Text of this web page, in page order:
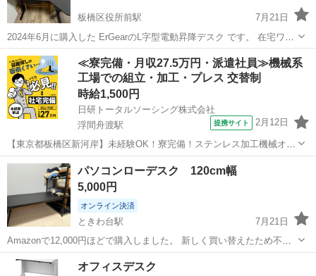
板橋区役所前駅
7月21日
2024年6月に購入した ErGearのL字型電動昇降デスク です。 在宅ワー
ク用に使用していましたが、引っ越し／レイアウト変更のため出品し
ます。 サイズは 幅145cm × 奥行き60〜85cm × 高さ72〜118cm...
東京 板橋区 板橋区役所前駅 テーブル 電動
≪寮完備・月収27.5万円・派遣社員≫機械系
工場での組立・加工・プレス 交替制
時給1,500円
日研トータルソーシング株式会社
浮間舟渡駅
提携サイト 2月12日
【東京都板橋区新河岸】未経験OK！寮完備！ステンレス加工機械オペ
レーター《お仕事No.5A139》 お仕事について ステンレス材料に対す
るシャーリング加工機・サンダーを使用した面取り加工、研磨機を使
用した表面研磨加工機械オ...
東京 板橋区 その他
パソコンローデスク 120cm幅
5,000円
オンライン決済
ときわ台駅
7月21日
Amazonで12,000円ほどで購入しました。 新しく買い替えたため不要
となり出品します。 6年ほど使いましたが、破損等はありません。 細
かい傷などはあるかと思いますのでご了承ください。
東京 板橋区 ときわ台駅
オフィスデスク